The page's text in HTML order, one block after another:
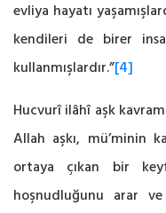
evliya hayatı
kendileri de birer
kullanmışlardır.”[4]
Hucvurî ilâhî aşk
Allah aşkı, mü’minin
ortaya çıkan bir
hoşnudluğunu arar